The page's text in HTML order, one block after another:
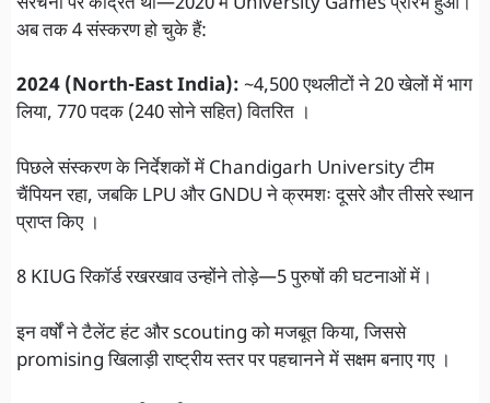
अब तक 4 संस्करण हो चुके हैं:
2024 (North-East India): ~4,500 एथलीटों ने 20 खेलों में भाग
लिया, 770 पदक (240 सोने सहित) वितरित ।
पिछले संस्करण के निर्देशकों में Chandigarh University टीम
चैंपियन रहा, जबकि LPU और GNDU ने क्रमशः दूसरे और तीसरे स्थान
प्राप्त किए ।
8 KIUG रिकॉर्ड रखरखाव उन्होंने तोड़े—5 पुरुषों की घटनाओं में।
इन वर्षों ने टैलेंट हंट और scouting को मजबूत किया, जिससे
promising खिलाड़ी राष्ट्रीय स्तर पर पहचानने में सक्षम बनाए गए ।